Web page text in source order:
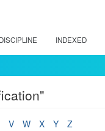
DISCIPLINE INDEXED
V W X Y
Z